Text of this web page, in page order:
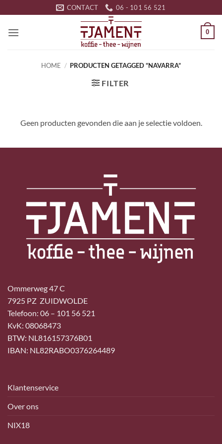
naar
inhoud
CONTACT 06 - 101 56 521
0
HOME / PRODUCTEN GETAGGED “NAVARRA”
FILTER
Geen producten gevonden die aan je selectie voldoen.
Ommerweg 47 C
7925 PZ ZUIDWOLDE
Telefoon: 06 – 101 56 521
KvK: 08068473
BTW: NL816157376B01
IBAN: NL82RABO0376264489
Klantenservice
Over ons
NIX18